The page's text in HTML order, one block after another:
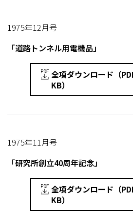
1975年12月号
「道路トンネル用電機品」
全項ダウンロード（
KB）
1975年11月号
「研究所創立40周年記念」
全項ダウンロード（
KB）